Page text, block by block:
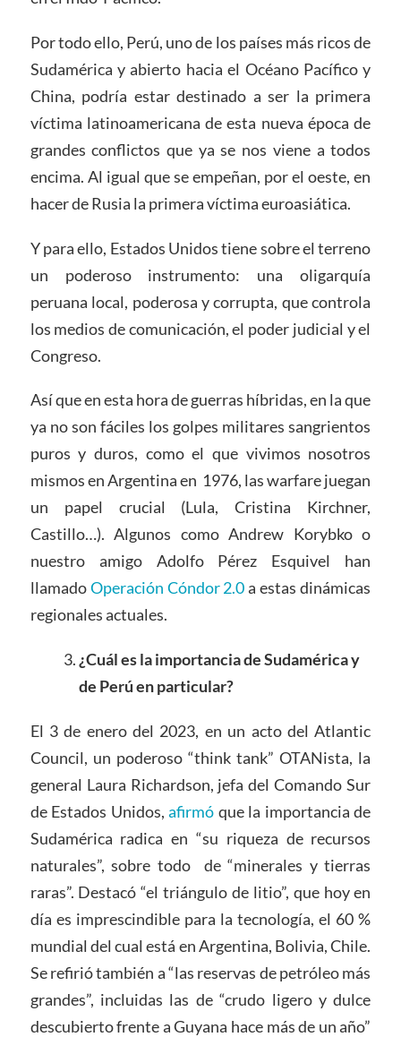
Por todo ello, Perú, uno de los países más ricos de
Sudamérica y abierto hacia el Océano Pacífico y
China, podría estar destinado a ser la primera
víctima latinoamericana de esta nueva época de
grandes conflictos que ya se nos viene a todos
encima. Al igual que se empeñan, por el oeste, en
hacer de Rusia la primera víctima euroasiática.
Y para ello, Estados Unidos tiene sobre el terreno
un poderoso instrumento: una oligarquía
peruana local, poderosa y corrupta, que controla
los medios de comunicación, el poder judicial y el
Congreso.
Así que en esta hora de guerras híbridas, en la que
ya no son fáciles los golpes militares sangrientos
puros y duros, como el que vivimos nosotros
mismos en Argentina en 1976, las warfare juegan
un papel crucial (Lula, Cristina Kirchner,
Castillo…). Algunos como Andrew Korybko o
nuestro amigo Adolfo Pérez Esquivel han
llamadoOperación Cóndor 2.0a estas dinámicas
regionales actuales.
¿Cuál es la importancia de Sudamérica y
de Perú en particular?
El 3 de enero del 2023, en un acto del Atlantic
Council, un poderoso “think tank” OTANista, la
general Laura Richardson, jefa del Comando Sur
de Estados Unidos,afirmó que la importancia de
Sudamérica radica en “su riqueza de recursos
naturales”, sobre todo de “minerales y tierras
raras”. Destacó “el triángulo de litio”, que hoy en
día es imprescindible para la tecnología, el 60 %
mundial del cual está en Argentina, Bolivia, Chile.
Se refirió también a “las reservas de petróleo más
grandes”, incluidas las de “crudo ligero y dulce
descubierto frente a Guyana hace más de un año”